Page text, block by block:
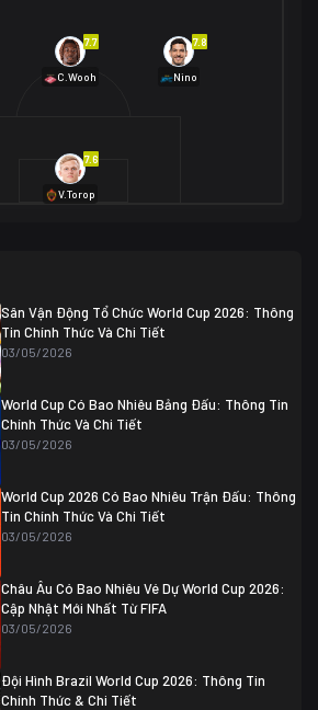
7.6
V.Torop
7.8
Nino
7.7
C.Wooh
Sân Vận Động Tổ Chức World Cup 2026: Thông
Tin Chính Thức Và Chi Tiết
03/05/2026
World Cup Có Bao Nhiêu Bảng Đấu: Thông Tin
Chính Thức Và Chi Tiết
03/05/2026
World Cup 2026 Có Bao Nhiêu Trận Đấu: Thông
Tin Chính Thức Và Chi Tiết
03/05/2026
Châu Âu Có Bao Nhiêu Vé Dự World Cup 2026:
Cập Nhật Mới Nhất Từ FIFA
03/05/2026
Đội Hình Brazil World Cup 2026: Thông Tin
Chính Thức & Chi Tiết